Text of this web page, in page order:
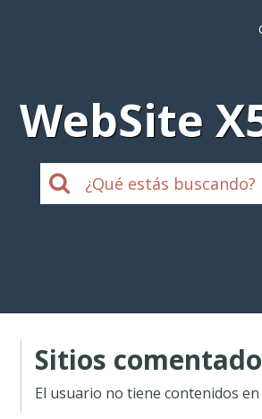
WebSite
Sitios
El usuario no tiene contenidos